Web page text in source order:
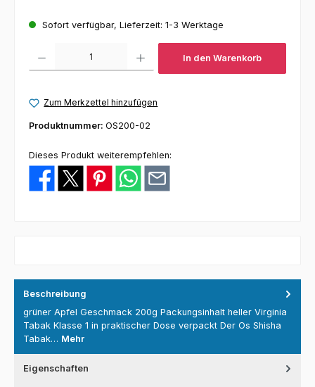
Sofort verfügbar, Lieferzeit: 1-3 Werktage
In den Warenkorb
Zum Merkzettel hinzufügen
Produktnummer: OS200-02
Dieses Produkt weiterempfehlen:
Beschreibung
grüner Apfel Geschmack 200g Packungsinhalt heller Virginia
Tabak Klasse 1 in praktischer Dose verpackt Der Os Shisha
Tabak… Mehr
Eigenschaften